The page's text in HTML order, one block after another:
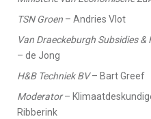
TSN Groen – Andries Vlot
Van Draeckeburgh Subsidies &
– de Jong
H&B Techniek BV– Bart Greef
Moderator –
Ribberink